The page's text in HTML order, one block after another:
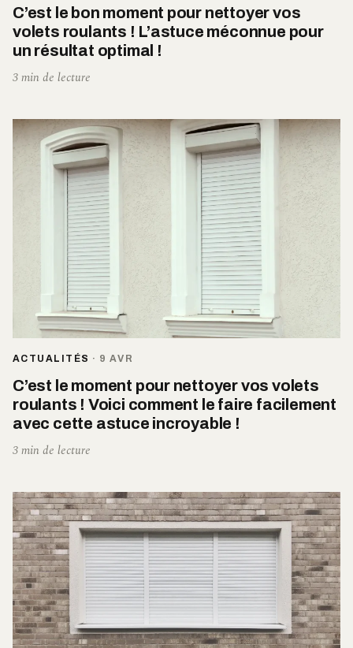
C’est le bon moment pour nettoyer vos
volets roulants ! L’astuce méconnue pour
un résultat optimal !
3 min de lecture
ACTUALITÉS · 9 AVR
C’est le moment pour nettoyer vos volets
roulants ! Voici comment le faire facilement
avec cette astuce incroyable !
3 min de lecture